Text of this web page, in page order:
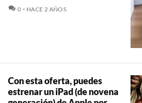
0 COMENTARIOS
HACE 2 AÑOS
Con esta oferta, puedes
estrenar un iPad (de novena